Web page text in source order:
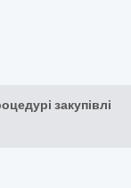
закупівлі